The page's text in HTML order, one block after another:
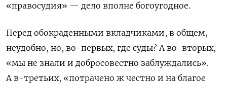
«правосудия» — дело вполне богоугодное.
Перед обокраденными вкладчиками, в общем,
неудобно, но, во-первых, где суды? А во-вторых,
«мы не знали и добросовестно заблуждались».
А в-третьих, «потрачено ж честно и на благое